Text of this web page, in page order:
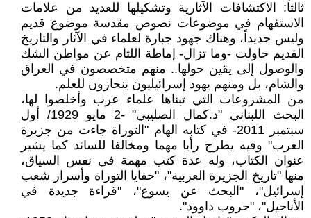
ثالثاً: الاكتشافات الآثارية وتشكيلها للعديد من علامات
الاستفهام في موضوعات نصوص مقدسة موضوع قديم
وليس جديداً، وهناك جهود جبارة لعلماء في الآثار والتاريخ
القديم حاولت -وما تزال- إماطة اللثام عن مواطن الشك
والوصول إلى يقين حولها.. منهم متخصصون في العراق
والشام، بل ومنهم يهود إسرائيليون ينحازون للعلم.
من المشروعات التي تبناها علماء عرب وأخلصوا لها،
البحث اللبناني "د.كمال الصليبي" -2 مايو 1929/ أول
سبتمبر 2011- في كتابه الهام "التوراة جاءت من جزيرة
العرب" وفيه يطرح رأيا مهما ومخالفا للسائد كما يشير
عنوان الكتاب، وله عدة كتب مهمة في نفس السياق،
منها "تاريخ الجزيرة العربية"، "خفايا التوراة وأسرار شعب
إسرائيل"، "البحث عن يسوع"، "قراءة جديدة في
الأناجيل"، "حروب داوود".